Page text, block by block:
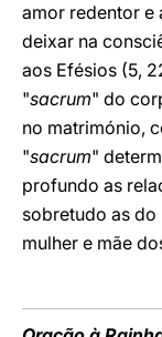
amor redentor e
deixar na
aos Efésios (5,
"sacrum" do
no matrimónio,
"sacrum"
profundo as
sobretudo as do
mulher e mãe